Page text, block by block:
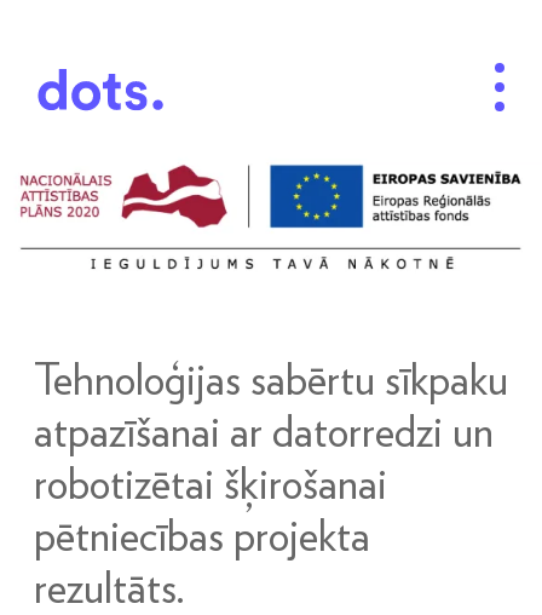
Tehnoloģijas sabērtu sīkpaku
atpazīšanai ar datorredzi un
robotizētai šķirošanai
pētniecības projekta
rezultāts.